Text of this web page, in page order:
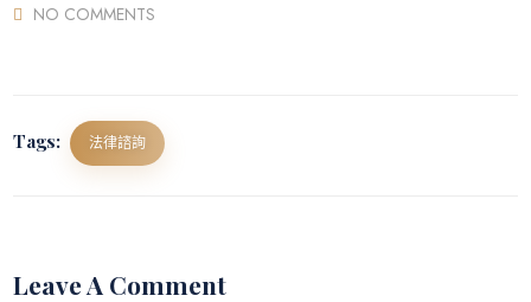
NO COMMENTS
Tags: 法律諮詢
Leave A Comment